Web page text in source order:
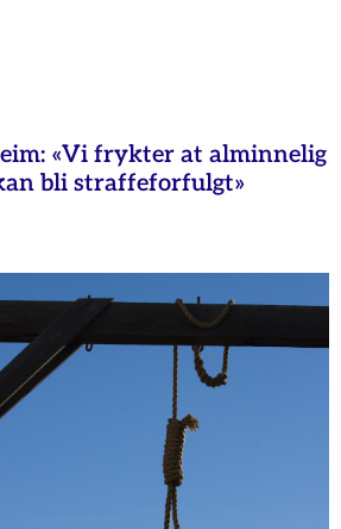
«Vi frykter at alminnelig
bli straffeforfulgt»